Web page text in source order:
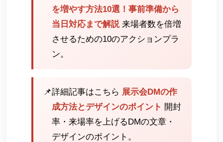
を増やす方法10選！事前準備から
当日対応まで解説 来場者数を倍増
させるための10のアクションプラ
ン。
📌詳細記事はこちら 展示会DMの作
成方法とデザインのポイント 開封
率・来場率を上げるDMの文章・
デザインのポイント。